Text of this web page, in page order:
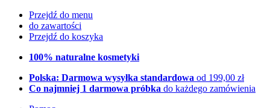
Przejdź do menu
do zawartości
Przejdź do koszyka
100% naturalne kosmetyki
Polska: Darmowa wysyłka standardowa od 199,00 zł
Co najmniej 1 darmowa próbka do każdego zamówienia